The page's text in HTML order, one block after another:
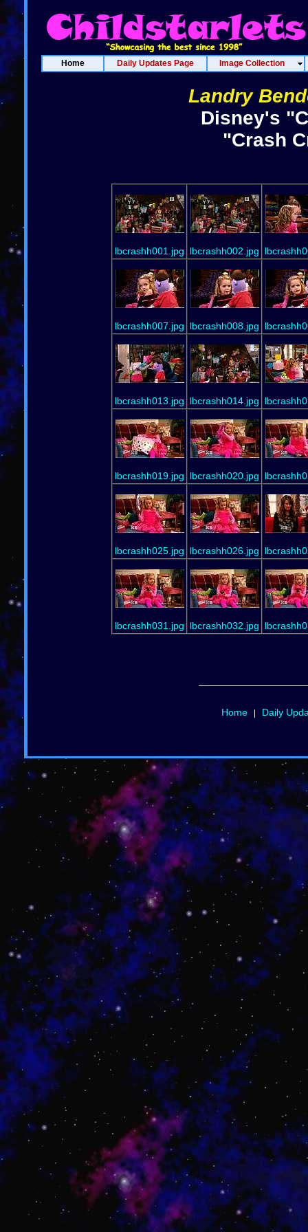
Home Daily Updates Page Image Collection
Landry
Disney's
"Crash
lbcrashh001.jpg lbcrashh002.jpg
lbcrashh007.jpg lbcrashh008.jpg
lbcrashh013.jpg lbcrashh014.jpg
lbcrashh019.jpg lbcrashh020.jpg
lbcrashh025.jpg lbcrashh026.jpg
lbcrashh031.jpg lbcrashh032.jpg
Home| Daily